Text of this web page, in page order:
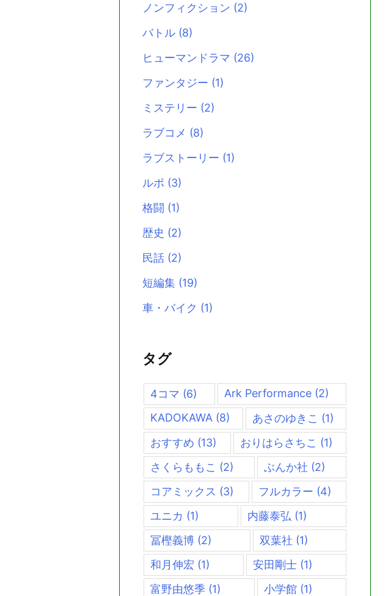
ノンフィクション (2)
バトル (8)
ヒューマンドラマ (26)
ファンタジー (1)
ミステリー (2)
ラブコメ (8)
ラブストーリー (1)
ルポ (3)
格闘 (1)
歴史 (2)
民話 (2)
短編集 (19)
車・バイク (1)
タグ
4コマ (6) Ark Performance(2)
KADOKAWA (8) あさのゆきこ (1)
おすすめ (13) おりはらさちこ (1)
さくらももこ (2) ぶんか社 (2)
コアミックス (3) フルカラー (4)
ユニカ (1) 内藤泰弘 (1)
冨樫義博 (2) 双葉社 (1)
和月伸宏 (1) 安田剛士 (1)
富野由悠季 (1) 小学館 (1)